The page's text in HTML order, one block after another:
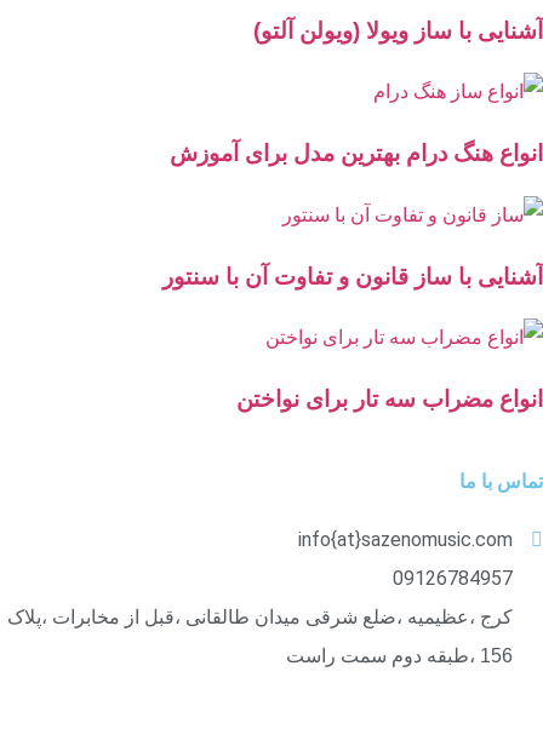
آشنایی با ساز ویولا (ویولن آلتو)
انواع هنگ درام بهترین مدل برای آموزش
آشنایی با ساز قانون و تفاوت آن با سنتور
انواع مضراب سه تار برای نواختن
تماس با ما
info{at}sazenomusic.com
09126784957
کرج ،عظیمیه ،ضلع شرقی میدان طالقانی ،قبل از مخابرات ،پلاک
156 ،طبقه دوم سمت راست